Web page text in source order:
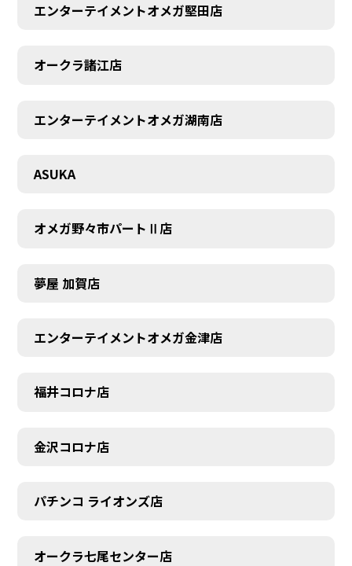
エンターテイメントオメガ堅田店
オークラ諸江店
エンターテイメントオメガ湖南店
ASUKA
オメガ野々市パートⅡ店
夢屋 加賀店
エンターテイメントオメガ金津店
福井コロナ店
金沢コロナ店
パチンコ ライオンズ店
オークラ七尾センター店